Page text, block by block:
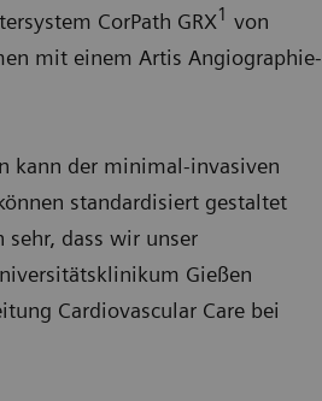
CorPath GRX1 von
mit einem Artis Angiographie-
kann der minimal-invasiven
standardisiert gestaltet
dass wir unser
Gießen
Cardiovascular Care bei